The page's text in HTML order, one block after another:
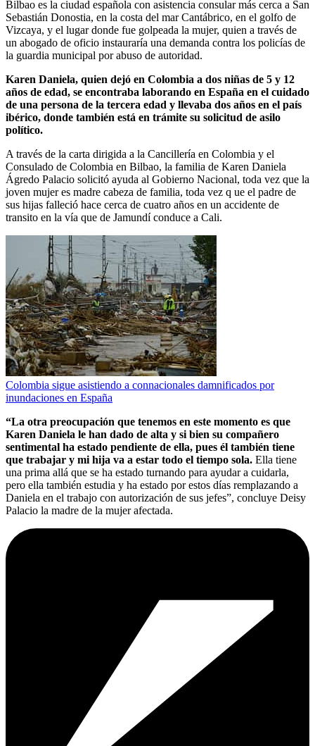
Bilbao es la ciudad española con asistencia consular más cerca a San
Sebastián Donostia, en la costa del mar Cantábrico, en el golfo de
Vizcaya, y el lugar donde fue golpeada la mujer, quien a través de
un abogado de oficio instauraría una demanda contra los policías de
la guardia municipal por abuso de autoridad.
Karen Daniela, quien dejó en Colombia a dos niñas de 5 y 12
años de edad, se encontraba laborando en España en el cuidado
de una persona de la tercera edad y llevaba dos años en el país
ibérico, donde también está en trámite su solicitud de asilo
político.
A través de la carta dirigida a la Cancillería en Colombia y el
Consulado de Colombia en Bilbao, la familia de Karen Daniela
Ágredo Palacio solicitó ayuda al Gobierno Nacional, toda vez que la
joven mujer es madre cabeza de familia, toda vez q ue el padre de
sus hijas falleció hace cerca de cuatro años en un accidente de
transito en la vía que de Jamundí conduce a Cali.
Colombia sigue asistiendo a connacionales damnificados por
inundaciones en España
“La otra preocupación que tenemos en este momento es que
Karen Daniela le han dado de alta y si bien su compañero
sentimental ha estado pendiente de ella, pues él también tiene
que trabajar y mi hija va a estar todo el tiempo sola. Ella tiene
una prima allá que se ha estado turnando para ayudar a cuidarla,
pero ella también estudia y ha estado por estos días remplazando a
Daniela en el trabajo con autorización de sus jefes”, concluye Deisy
Palacio la madre de la mujer afectada.